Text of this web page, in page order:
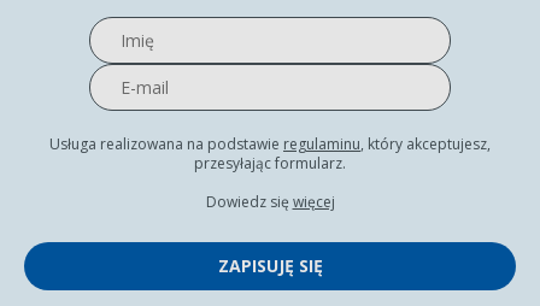
Usługa realizowana na podstawie regulaminu, który akceptujesz,
przesyłając formularz.
Dowiedz się więcej
ZAPISUJĘ SIĘ